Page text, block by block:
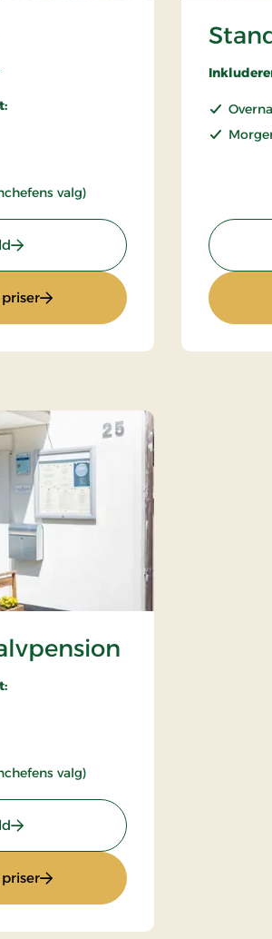
valg)
: Stays Miniferie
: Stays Miniferie
valg)
: Ophold med halvpension
: Ophold med halvpension